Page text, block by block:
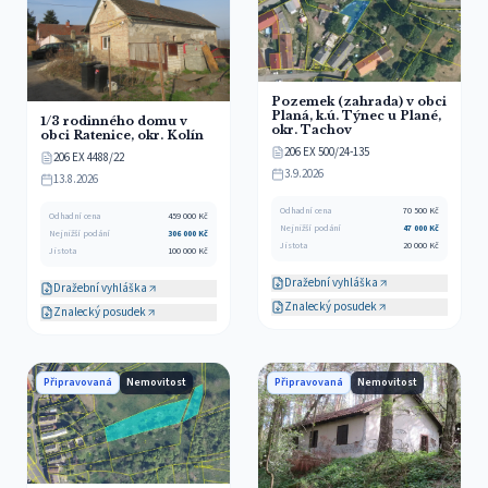
1/3 rodinného domu v
obci Ratenice, okr. Kolín
206 EX 4488/22
13.8.2026
Odhadní cena 459 000 Kč
Nejnižší podání
306 000Kč
Jistota
100 000 Kč
Dražební vyhláška
Znalecký posudek
Pozemek (zahrada) v obci
Planá, k.ú. Týnec u Plané,
okr. Tachov
206 EX 500/24-135
3.9.2026
Odhadní cena 70 500 Kč
Nejnižší podání
47 000Kč
Jistota
20 000 Kč
Dražební vyhláška
Znalecký posudek
Připravovaná Nemovitost Připravovaná Nemovitost